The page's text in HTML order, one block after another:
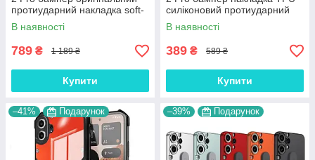
протиударний накладка soft-
touch "CMF-COVER"
В наявності
789 ₴ 1 189 ₴
Купити
силіконовий протиударний
прозорий "CARBON-F"
В наявності
389 ₴ 589 ₴
Купити
–41% Подарунок –39% Подарунок